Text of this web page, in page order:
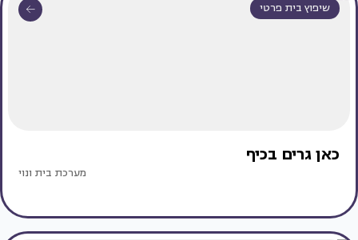
שיפוץ בית פרטי
כאן גרים בכיף
מערכת בית ונוי